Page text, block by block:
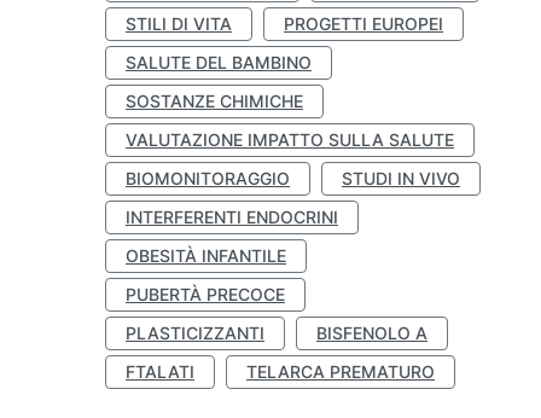
STILI DI VITA
PROGETTI EUROPEI
SALUTE DEL BAMBINO
SOSTANZE CHIMICHE
VALUTAZIONE IMPATTO SULLA SALUTE
BIOMONITORAGGIO
STUDI IN VIVO
INTERFERENTI ENDOCRINI
OBESITÀ INFANTILE
PUBERTÀ PRECOCE
PLASTICIZZANTI
BISFENOLO A
FTALATI
TELARCA PREMATURO